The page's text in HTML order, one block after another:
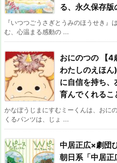
る、永久保存版
『いつつごうさぎとうみのほうせき』
む、心温まる感動の ...
おにのつの 【4
わたしのえほん
に自信を持ち
育んでくれるこ
かなぼうじまにすむミーくんは、おに
くるパンツは、じょ ...
中居正広×劇団
朝日系「中居正